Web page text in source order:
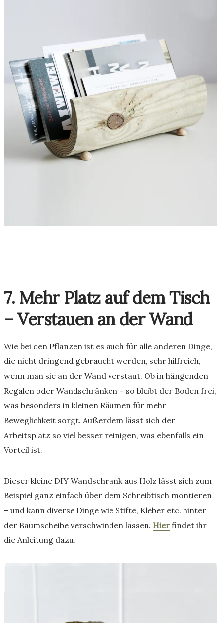
7. Mehr Platz auf dem Tisch
– Verstauen an der Wand
Wie bei den Pflanzen ist es auch für alle anderen Dinge,
die nicht dringend gebraucht werden, sehr hilfreich,
wenn man sie an der Wand verstaut. Ob in hängenden
Regalen oder Wandschränken – so bleibt der Boden frei,
was besonders in kleinen Räumen für mehr
Beweglichkeit sorgt. Außerdem lässt sich der
Arbeitsplatz so viel besser reinigen, was ebenfalls ein
Vorteil ist.
Dieser kleine DIY Wandschrank aus Holz lässt sich zum
Beispiel ganz einfach über dem Schreibtisch montieren
– und kann diverse Dinge wie Stifte, Kleber etc. hinter
der Baumscheibe verschwinden lassen. Hier findet ihr
die Anleitung dazu.